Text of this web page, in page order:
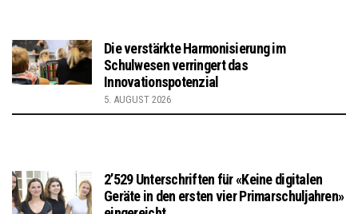
Die verstärkte Harmonisierung im
Schulwesen verringert das
Innovationspotenzial
5. AUGUST 2026
2’529 Unterschriften für «Keine digitalen
Geräte in den ersten vier Primarschuljahren»